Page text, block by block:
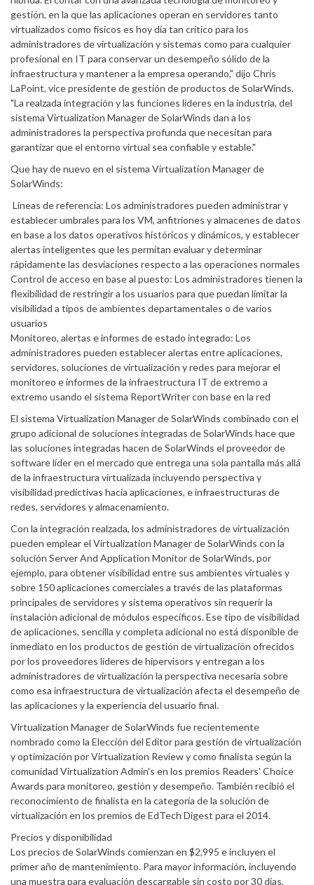
gestión, en la que las aplicaciones operan en servidores tanto
virtualizados como físicos es hoy día tan crítico para los
administradores de virtualización y sistemas como para cualquier
profesional en IT para conservar un desempeño sólido de la
infraestructura y mantener a la empresa operando," dijo Chris
LaPoint, vice presidente de gestión de productos de SolarWinds.
"La realzada integración y las funciones líderes en la industria, del
sistema Virtualization Manager de SolarWinds dan a los
administradores la perspectiva profunda que necesitan para
garantizar que el entorno virtual sea confiable y estable."
Que hay de nuevo en el sistema Virtualization Manager de
SolarWinds:
Líneas de referencia: Los administradores pueden administrar y
establecer umbrales para los VM, anfitriones y almacenes de datos
en base a los datos operativos históricos y dinámicos, y establecer
alertas inteligentes que les permitan evaluar y determinar
rápidamente las desviaciones respecto a las operaciones normales
Control de acceso en base al puesto: Los administradores tienen la
flexibilidad de restringir a los usuarios para que puedan limitar la
visibilidad a tipos de ambientes departamentales o de varios
usuarios
Monitoreo, alertas e informes de estado integrado: Los
administradores pueden establecer alertas entre aplicaciones,
servidores, soluciones de virtualización y redes para mejorar el
monitoreo e informes de la infraestructura IT de extremo a
extremo usando el sistema ReportWriter con base en la red
El sistema Virtualization Manager de SolarWinds combinado con el
grupo adicional de soluciones integradas de SolarWinds hace que
las soluciones integradas hacen de SolarWinds el proveedor de
software líder en el mercado que entrega una sola pantalla más allá
de la infraestructura virtualizada incluyendo perspectiva y
visibilidad predictivas hacia aplicaciones, e infraestructuras de
redes, servidores y almacenamiento.
Con la integración realzada, los administradores de virtualización
pueden emplear el Virtualization Manager de SolarWinds con la
solución Server And Application Monitor de SolarWinds, por
ejemplo, para obtener visibilidad entre sus ambientes virtuales y
sobre 150 aplicaciones comerciales a través de las plataformas
principales de servidores y sistema operativos sin requerir la
instalación adicional de módulos específicos. Ese tipo de visibilidad
de aplicaciones, sencilla y completa adicional no está disponible de
inmediato en los productos de gestión de virtualización ofrecidos
por los proveedores líderes de hipervisors y entregan a los
administradores de virtualización la perspectiva necesaria sobre
como esa infraestructura de virtualización afecta el desempeño de
las aplicaciones y la experiencia del usuario final.
Virtualization Manager de SolarWinds fue recientemente
nombrado como la Elección del Editor para gestión de virtualización
y optimización por Virtualization Review y como finalista según la
comunidad Virtualization Admin's en los premios Readers' Choice
Awards para monitoreo, gestión y desempeño. También recibió el
reconocimiento de finalista en la categoría de la solución de
virtualización en los premios de EdTech Digest para el 2014.
Precios y disponibilidad
Los precios de SolarWinds comienzan en $2,995 e incluyen el
primer año de mantenimiento. Para mayor información, incluyendo
una muestra para evaluación descargable sin costo por 30 días,